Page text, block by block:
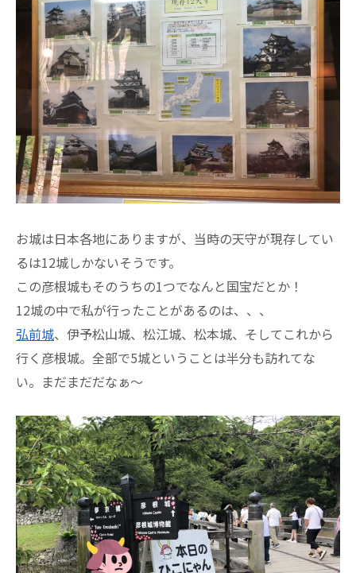
お城は日本各地にありますが、当時の天守が現存してい
るは12城しかないそうです。
この彦根城もそのうちの1つでなんと国宝だとか！
12城の中で私が行ったことがあるのは、、、
弘前城、伊予松山城、松江城、松本城、そしてこれから
行く彦根城。全部で5城ということは半分も訪れてな
い。まだまだだなぁ～